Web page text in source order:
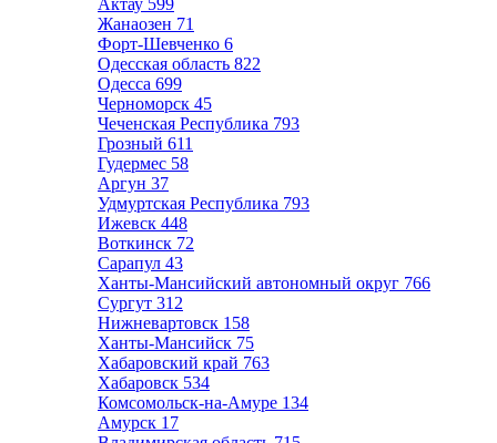
Актау 599
Жанаозен 71
Форт-Шевченко 6
Одесская область 822
Одесса 699
Черноморск 45
Чеченская Республика 793
Грозный 611
Гудермес 58
Аргун 37
Удмуртская Республика 793
Ижевск 448
Воткинск 72
Сарапул 43
Ханты-Мансийский автономный округ 766
Сургут 312
Нижневартовск 158
Ханты-Мансийск 75
Хабаровский край 763
Хабаровск 534
Комсомольск-на-Амуре 134
Амурск 17